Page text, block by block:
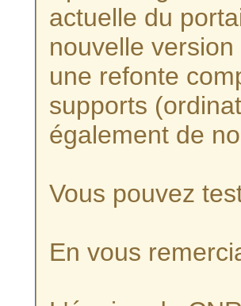
actuelle du
nouvelle version
une refonte
supports
également de
Vous pouvez
En vous